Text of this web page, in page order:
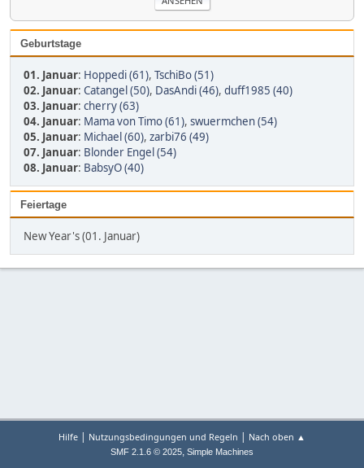
Geburtstage
01. Januar: Hoppedi (61), TschiBo (51)
02. Januar: Catangel (50), DasAndi (46), duff1985 (40)
03. Januar: cherry (63)
04. Januar: Mama von Timo (61), swuermchen (54)
05. Januar: Michael (60), zarbi76 (49)
07. Januar: Blonder Engel (54)
08. Januar: BabsyO (40)
Feiertage
New Year's (01. Januar)
Hilfe | Nutzungsbedingungen und Regeln | Nach oben ▲
SMF 2.1.6 © 2025, Simple Machines